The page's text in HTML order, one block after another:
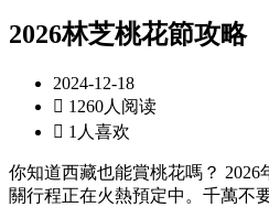
2026林芝桃花節攻略
2024-12-18
 1260人阅读
 1人喜欢
你知道西藏也能賞桃花嗎？
關行程正在火熱預定中。千萬不